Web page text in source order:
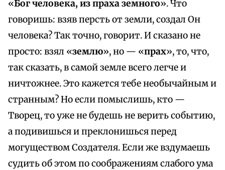
«Бог человека, из праха земного». Что
говоришь: взяв персть от земли, создал Он
человека? Так точно, говорит. И сказано не
просто: взял «землю», но — «прах», то, что,
так сказать, в самой земле всего легче и
ничтожнее. Это кажется тебе необычайным и
странным? Но если помыслишь, кто —
Творец, то уже не будешь не верить событию,
а подивишься и преклонишься перед
могуществом Создателя. Если же вздумаешь
судить об этом по соображениям слабого ума